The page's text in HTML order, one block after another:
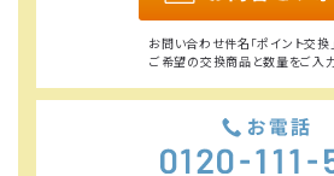
お問い合わせ件名「ポイント交換
ご希望の交換商品と数量をご入力